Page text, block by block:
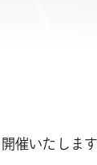
催いたしま